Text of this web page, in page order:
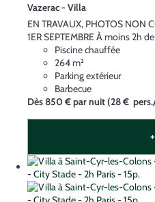
Vazerac - Villa
EN TRAVAUX, PHOTOS NON
1ER SEPTEMBRE À moins 2h
Piscine chauffée
264 m²
Parking extérieur
Barbecue
Dès850 €par nuit(28 €